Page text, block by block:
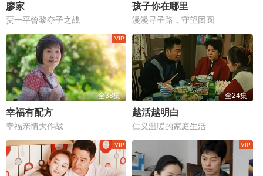
廖家
贾一平曾黎夺子之战
孩子你在哪里
漫漫寻子路，守望团圆
全38集
幸福有配方
幸福亲情大作战
全24集
越活越明白
仁义温暖的家庭生活